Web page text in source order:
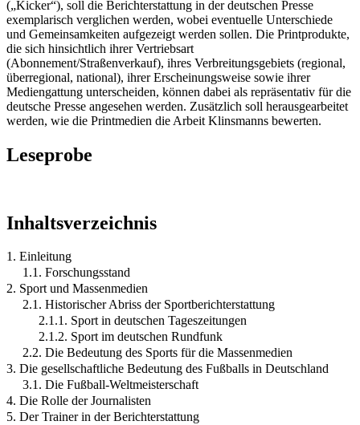
(„Kicker“), soll die Berichterstattung in der deutschen Presse
exemplarisch verglichen werden, wobei eventuelle Unterschiede
und Gemeinsamkeiten aufgezeigt werden sollen. Die Printprodukte,
die sich hinsichtlich ihrer Vertriebsart
(Abonnement/Straßenverkauf), ihres Verbreitungsgebiets (regional,
überregional, national), ihrer Erscheinungsweise sowie ihrer
Mediengattung unterscheiden, können dabei als repräsentativ für die
deutsche Presse angesehen werden. Zusätzlich soll herausgearbeitet
werden, wie die Printmedien die Arbeit Klinsmanns bewerten.
Leseprobe
Inhaltsverzeichnis
1. Einleitung
1.1. Forschungsstand
2. Sport und Massenmedien
2.1. Historischer Abriss der Sportberichterstattung
2.1.1. Sport in deutschen Tageszeitungen
2.1.2. Sport im deutschen Rundfunk
2.2. Die Bedeutung des Sports für die Massenmedien
3. Die gesellschaftliche Bedeutung des Fußballs in Deutschland
3.1. Die Fußball-Weltmeisterschaft
4. Die Rolle der Journalisten
5. Der Trainer in der Berichterstattung